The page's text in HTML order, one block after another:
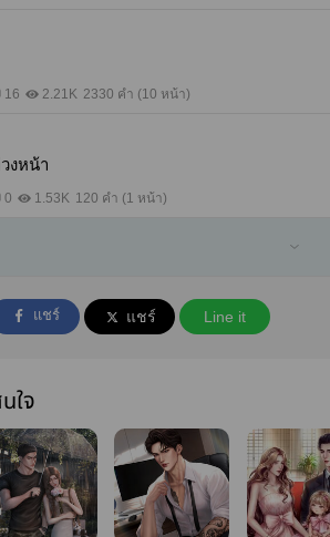
16 2.21K 2330 คำ (10 หน้า)
งหน้า
0 1.53K 120 คำ (1 หน้า)
แชร์ แชร์ Line it
ใจ